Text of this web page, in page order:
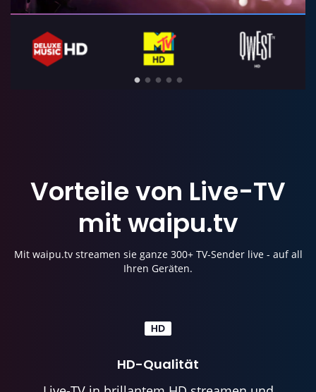
Vorteilevon Live-TV
mitwaipu.tv
Mit waipu.tv streamen sie ganze 300+ TV-Sender live - auf all
Ihren Geräten.
HD-Qualität